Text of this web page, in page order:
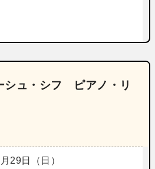
シュ・シフ ピアノ・リ
29日（日）